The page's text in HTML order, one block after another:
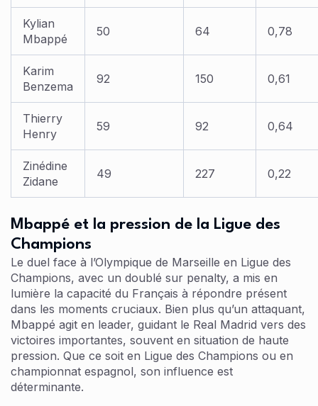
Kylian
Mbappé
50 64 0,78
Karim
Benzema
92 150 0,61
Thierry
Henry
59 92 0,64
Zinédine
Zidane
49 227 0,22
Mbappé et la pression de la Ligue des
Champions
Le duel face à l’Olympique de Marseille en Ligue des
Champions, avec un doublé sur penalty, a mis en
lumière la capacité du Français à répondre présent
dans les moments cruciaux. Bien plus qu’un attaquant,
Mbappé agit en leader, guidant le Real Madrid vers des
victoires importantes, souvent en situation de haute
pression. Que ce soit en Ligue des Champions ou en
championnat espagnol, son influence est
déterminante.